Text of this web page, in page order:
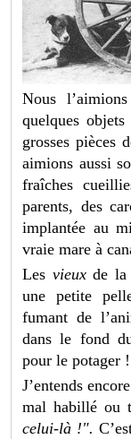
Nous
quelques
grosses pièces
aimions aussi
fraîches
parents, des
implantée au
vraie mare à
Les vieuxde la
une petite
fumant de
dans le fond
pour le potager !
J’entends
mal habillé ou
celui-là !".